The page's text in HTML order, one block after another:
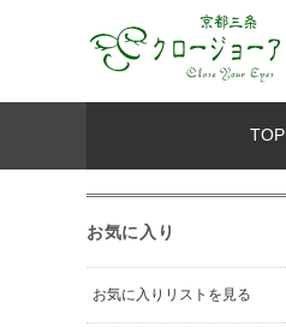
TOP
お気に入り
お気に入りリストを見る